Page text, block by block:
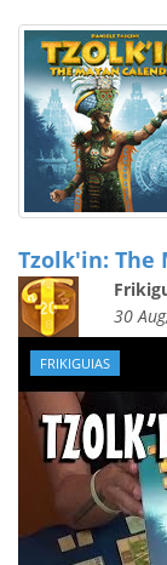
Tzolk'in: The
30
FRIKIGUIAS